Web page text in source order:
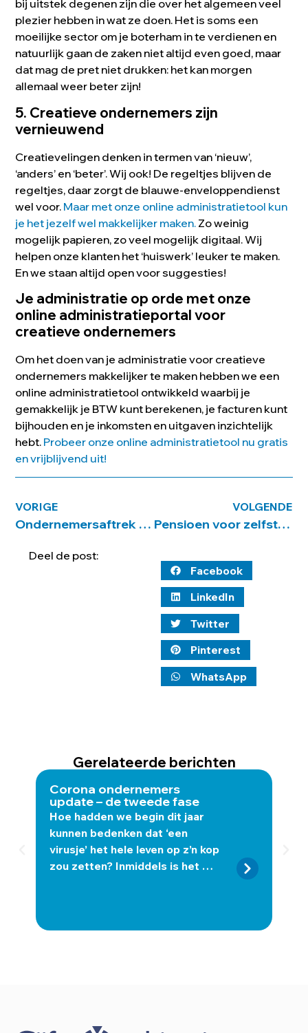
bij uitstek degenen zijn die over het algemeen veel
plezier hebben in wat ze doen. Het is soms een
moeilijke sector om je boterham in te verdienen en
natuurlijk gaan de zaken niet altijd even goed, maar
dat mag de pret niet drukken: het kan morgen
allemaal weer beter zijn!
5. Creatieve ondernemers zijn
vernieuwend
Creatievelingen denken in termen van ‘nieuw’,
‘anders’ en ‘beter’. Wij ook! De regeltjes blijven de
regeltjes, daar zorgt de blauwe-enveloppendienst
wel voor. Maar met onze online administratietool kun
je het jezelf wel makkelijker maken. Zo weinig
mogelijk papieren, zo veel mogelijk digitaal. Wij
helpen onze klanten het ‘huiswerk’ leuker te maken.
En we staan altijd open voor suggesties!
Je administratie op orde met onze
online administratieportal voor
creatieve ondernemers
Om het doen van je administratie voor creatieve
ondernemers makkelijker te maken hebben we een
online administratietool ontwikkeld waarbij je
gemakkelijk je BTW kunt berekenen, je facturen kunt
bijhouden en je inkomsten en uitgaven inzichtelijk
hebt. Probeer onze online administratietool nu gratis
en vrijblijvend uit!
VORIGE
Ondernemersaftrek voor de eenmanszaak
VOLGENDE
Pensioen voor zelfstandigen, de FOR
Deel de post:
Facebook
LinkedIn
Twitter
Pinterest
WhatsApp
Gerelateerde berichten
Corona ondernemers
update – de tweede fase
Hoe hadden we begin dit jaar
kunnen bedenken dat ‘een
virusje’ het hele leven op z’n kop
zou zetten? Inmiddels is het …